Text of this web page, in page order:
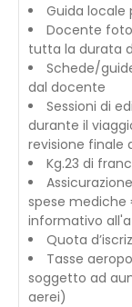
Guida locale
Docente
tutta la durata
Schede/
dal docente
Sessioni di
durante il
revisione finale
Kg.23 di
spese
informativo
Quota
Tasse
soggetto ad
aerei)